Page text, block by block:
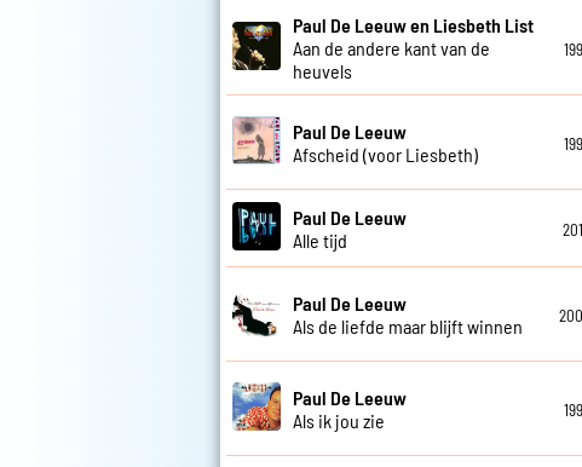
Paul De Leeuw en Liesbeth List
Aan de andere kant van de
heuvels
Paul De Leeuw
Afscheid (voor Liesbeth)
Paul De Leeuw
Alle tijd
Paul De Leeuw
Als de liefde maar blijft winnen
Paul De Leeuw
Als ik jou zie